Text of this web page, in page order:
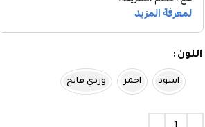
اللون
اسود احمر وردي فاتح